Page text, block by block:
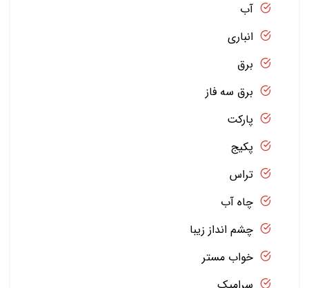
آب
انباری
برق
برق سه فاز
پارکت
پکیج
تراس
چاه آب
چشم انداز زیبا
خواب مستر